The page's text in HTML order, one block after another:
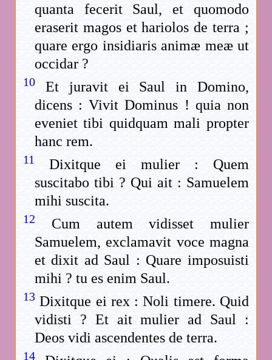
quanta fecerit Saul, et quomodo
eraserit magos et hariolos de terra ;
quare ergo insidiaris animæ meæ ut
occidar ?
10
Et juravit ei Saul in Domino,
dicens : Vivit Dominus ! quia non
eveniet tibi quidquam mali propter
hanc rem.
11
Dixitque ei mulier : Quem
suscitabo tibi ? Qui ait : Samuelem
mihi suscita.
12
Cum autem vidisset mulier
Samuelem, exclamavit voce magna
et dixit ad Saul : Quare imposuisti
mihi ? tu es enim Saul.
13 Dixitque ei rex : Noli timere. Quid
vidisti ? Et ait mulier ad Saul :
Deos vidi ascendentes de terra.
14